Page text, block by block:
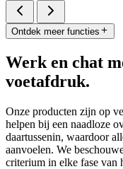
Ontdek meer functies
Werk en chat
voetafdruk.
Onze producten zijn op
helpen bij een naadloze
daartussenin, waardoor
aanvoelen. We
criterium in elke fase van